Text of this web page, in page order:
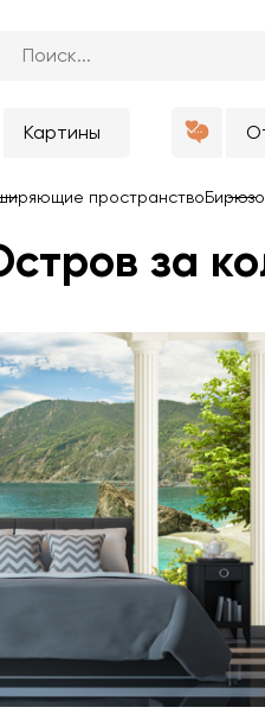
Картины
пространство
за